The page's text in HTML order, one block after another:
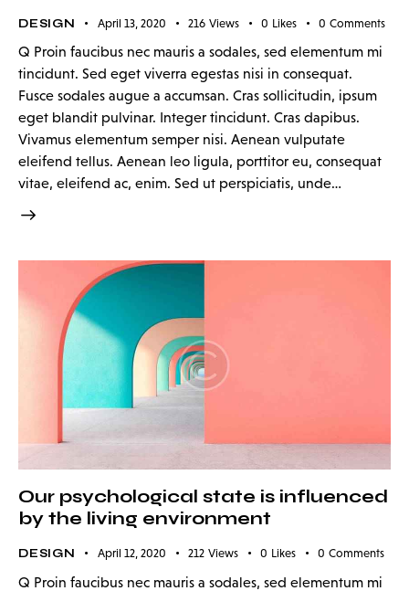
DESIGN April 13, 2020 216 Views 0 Likes 0 Comments
Q Proin faucibus nec mauris a sodales, sed elementum mi
tincidunt. Sed eget viverra egestas nisi in consequat.
Fusce sodales augue a accumsan. Cras sollicitudin, ipsum
eget blandit pulvinar. Integer tincidunt. Cras dapibus.
Vivamus elementum semper nisi. Aenean vulputate
eleifend tellus. Aenean leo ligula, porttitor eu, consequat
vitae, eleifend ac, enim. Sed ut perspiciatis, unde…
Our psychological state is influenced
by the living environment
DESIGN April 12, 2020 212 Views 0 Likes 0 Comments
Q Proin faucibus nec mauris a sodales, sed elementum mi